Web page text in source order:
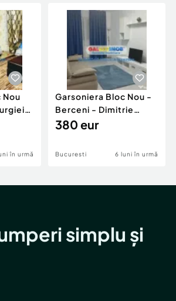
profesionale
Vehicule
industriale
Nou
în urmă
Garsoniera Bloc Nou -
Berceni - Dimitrie
Leonida
380 eur
Bucuresti 6 luni în urmă
simplu și